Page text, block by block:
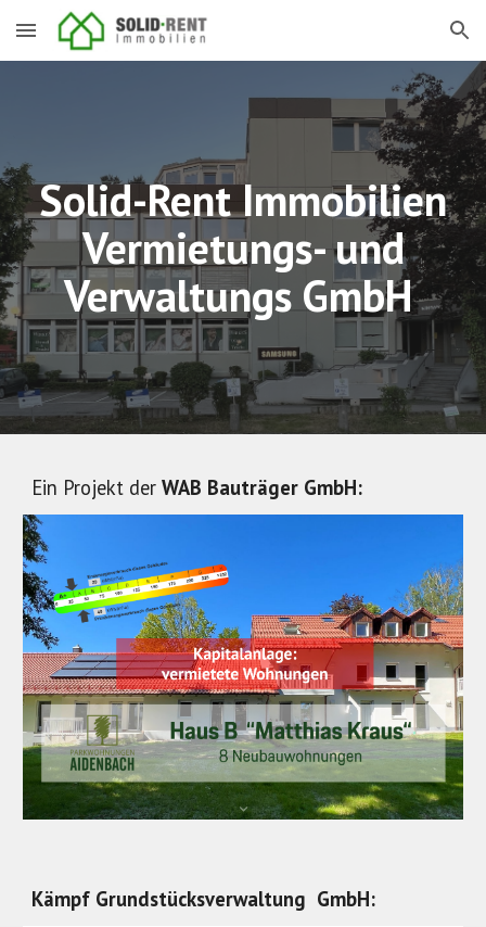
Skip to main content Skip to navigation
Solid-Rent Immobilien
Vermietungs- und
Verwaltungs GmbH
Ein Projekt derWAB Bauträger GmbH:
Kämpf Grundstücksverwaltung GmbH: